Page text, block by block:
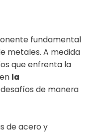
fundamental
metales. A medida
que enfrenta la
la
de manera
de acero y